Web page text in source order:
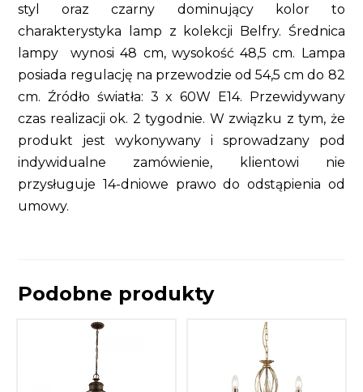
styl oraz czarny dominujący kolor to
charakterystyka lamp z kolekcji Belfry. Średnica
lampy wynosi 48 cm, wysokość 48,5 cm. Lampa
posiada regulację na przewodzie od 54,5 cm do 82
cm. Źródło światła: 3 x 60W E14. Przewidywany
czas realizacji ok. 2 tygodnie. W związku z tym, że
produkt jest wykonywany i sprowadzany pod
indywidualne zamówienie, klientowi nie
przysługuje 14-dniowe prawo do odstąpienia od
umowy.
Podobne produkty